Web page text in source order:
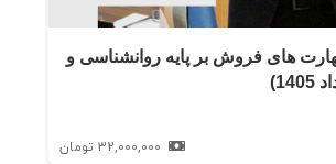
های فروش بر پایه روانشناسی و
32,000,000 تومان